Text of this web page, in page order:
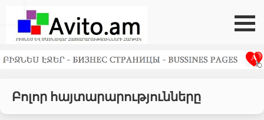
Բոլոր հայտարարությունները